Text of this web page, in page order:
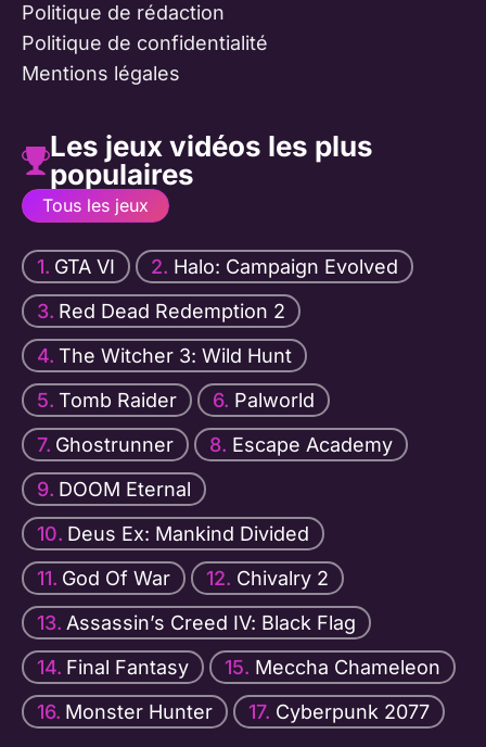
Politique de rédaction
Politique de confidentialité
Mentions légales
Les jeux vidéos les plus
populaires
Tous les jeux
GTA VI
Halo: Campaign Evolved
Red Dead Redemption 2
The Witcher 3: Wild Hunt
Tomb Raider
Palworld
Ghostrunner
Escape Academy
DOOM Eternal
Deus Ex: Mankind Divided
God Of War
Chivalry 2
Assassin’s Creed IV: Black Flag
Final Fantasy
Meccha Chameleon
Monster Hunter
Cyberpunk 2077